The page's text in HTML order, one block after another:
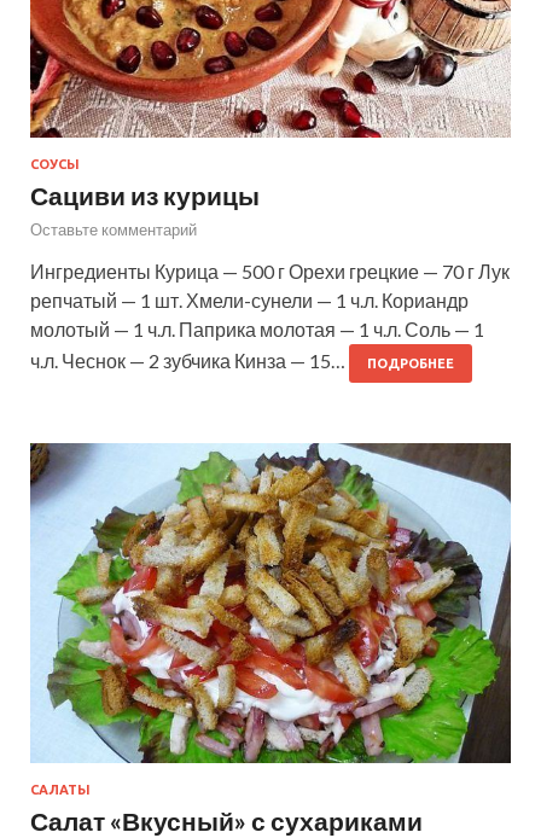
СОУСЫ
Сациви из курицы
Оставьте комментарий
Ингредиенты Курица — 500 г Орехи грецкие — 70 г Лук
репчатый — 1 шт. Хмели-сунели — 1 ч.л. Кориандр
молотый — 1 ч.л. Паприка молотая — 1 ч.л. Соль — 1
ч.л. Чеснок — 2 зубчика Кинза — 15…
ПОДРОБНЕЕ
САЛАТЫ
Салат «Вкусный» с сухариками